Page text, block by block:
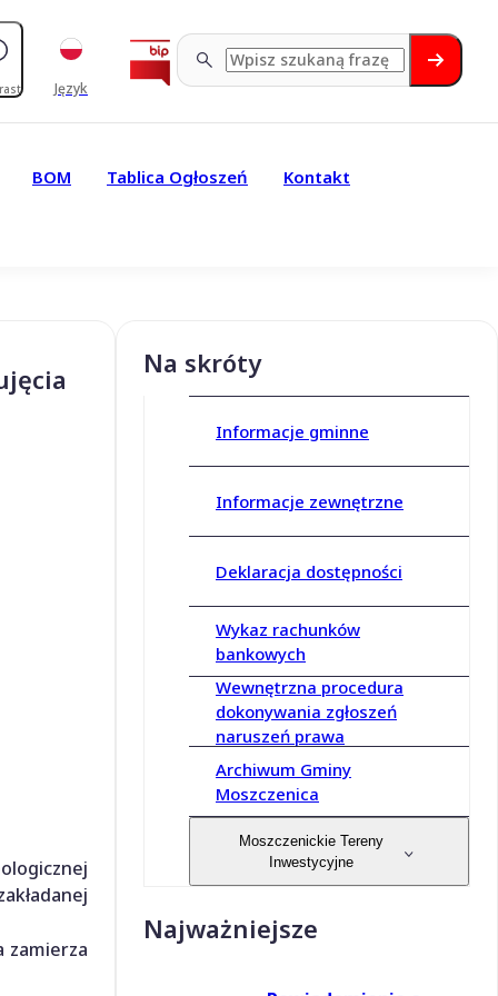
Język
BOM Tablica Ogłoszeń Kontakt
zamierza
Na skróty
Informacje gminne
Informacje zewnętrzne
Deklaracja dostępności
Wykaz rachunków
bankowych
Wewnętrzna procedura
dokonywania zgłoszeń
naruszeń prawa
Archiwum Gminy
Moszczenica
Moszczenickie Tereny
Inwestycyjne
Najważniejsze